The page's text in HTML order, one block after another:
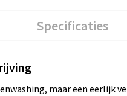
Specificaties
maar een eerlijk